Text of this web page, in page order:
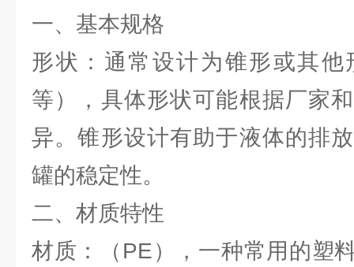
一、基本规格
形状：通常设计为锥形或其
等），具体形状可能根据厂家
异。锥形设计有助于液体的排
罐的稳定性。
二、材质特性
材质：（PE），一种常用的塑